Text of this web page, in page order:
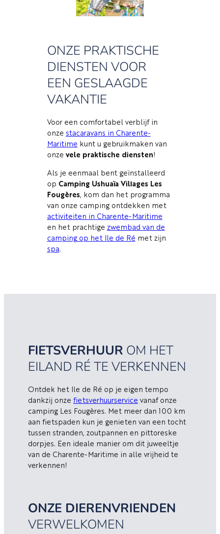
ONZE PRAKTISCHE
DIENSTEN VOOR
EEN GESLAAGDE
VAKANTIE
Voor een comfortabel verblijf in
onze stacaravans in Charente-
Maritime kunt u gebruikmaken van
onze vele praktische diensten!
Als je eenmaal bent geïnstalleerd
op Camping Ushuaïa Villages Les
Fougères, kom dan het programma
van onze camping ontdekken met
activiteiten in Charente-Maritime
en het prachtige zwembad van de
camping op het Ile de Ré met zijn
spa.
FIETSVERHUUR OM HET
EILAND RÉ TE VERKENNEN
Ontdek het Ile de Ré op je eigen tempo
dankzij onzefietsverhuurservice vanaf onze
camping Les Fougères. Met meer dan 100 km
aan fietspaden kun je genieten van een tocht
tussen stranden, zoutpannen en pittoreske
dorpjes. Een ideale manier om dit juweeltje
van de Charente-Maritime in alle vrijheid te
verkennen!
ONZE DIERENVRIENDEN
VERWELKOMEN